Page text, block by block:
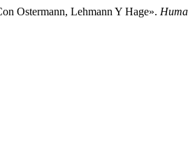
Ostermann, Lehmann Y Hage».